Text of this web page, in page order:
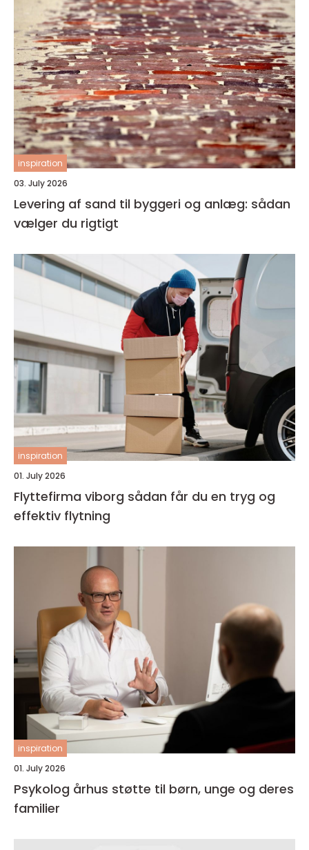
inspiration
03. July 2026
Levering af sand til byggeri og anlæg: sådan
vælger du rigtigt
inspiration
01. July 2026
Flyttefirma viborg sådan får du en tryg og
effektiv flytning
inspiration
01. July 2026
Psykolog århus støtte til børn, unge og deres
familier